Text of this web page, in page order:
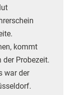
kommt
Probezeit.
war der